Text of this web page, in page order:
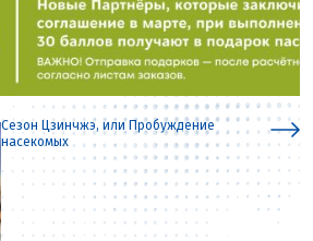
Сезон Цзинчжэ, или Пробуждение
насекомых